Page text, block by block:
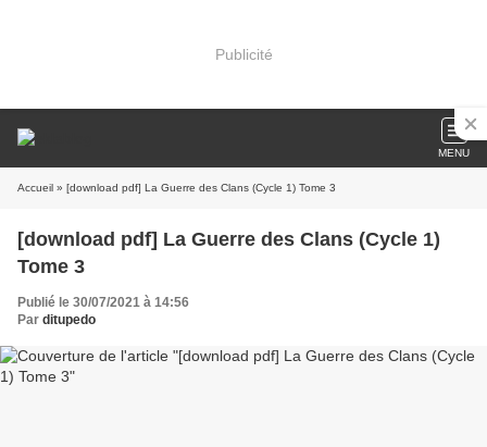
Publicité
MENU
Accueil » [download pdf] La Guerre des Clans (Cycle 1) Tome 3
[download pdf] La Guerre des Clans (Cycle 1)
Tome 3
Publié le 30/07/2021 à 14:56
Par ditupedo